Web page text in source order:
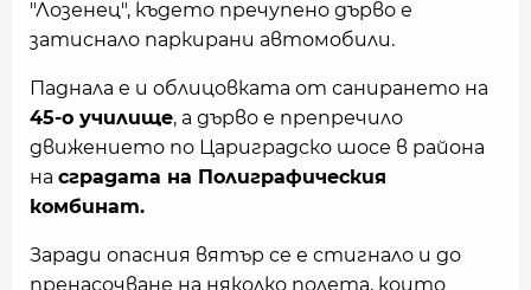
"Лозенец", където пречупено дърво е
затиснало паркирани автомобили.
Паднала е и облицовката от санирането на
45-о училище, а дърво е препречило
движението по Цариградско шосе в района
на сградата на Полиграфическия
комбинат.
Заради опасния вятър се е стигнало и до
пренасочване на няколко полета, които